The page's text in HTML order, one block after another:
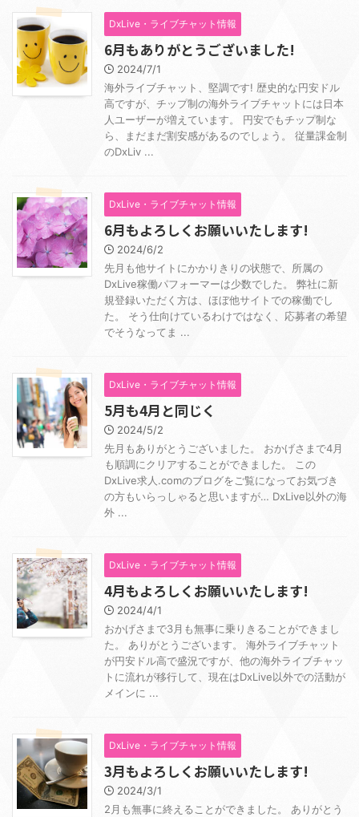
DxLive・ライブチャット情報
6月もありがとうございました!
2024/7/1
海外ライブチャット、堅調です! 歴史的な円安ドル
高ですが、チップ制の海外ライブチャットには日本
人ユーザーが増えています。 円安でもチップ制な
ら、まだまだ割安感があるのでしょう。 従量課金制
のDxLiv ...
DxLive・ライブチャット情報
6月もよろしくお願いいたします!
2024/6/2
先月も他サイトにかかりきりの状態で、所属の
DxLive稼働パフォーマーは少数でした。 弊社に新
規登録いただく方は、ほぼ他サイトでの稼働でし
た。 そう仕向けているわけではなく、応募者の希望
でそうなってま ...
DxLive・ライブチャット情報
5月も4月と同じく
2024/5/2
先月もありがとうございました。 おかげさまで4月
も順調にクリアすることができました。 この
DxLive求人.comのブログをご覧になってお気づき
の方もいらっしゃると思いますが… DxLive以外の海
外 ...
DxLive・ライブチャット情報
4月もよろしくお願いいたします!
2024/4/1
おかげさまで3月も無事に乗りきることができまし
た。 ありがとうございます。 海外ライブチャット
が円安ドル高で盛況ですが、他の海外ライブチャッ
トに流れが移行して、現在はDxLive以外での活動が
メインに ...
DxLive・ライブチャット情報
3月もよろしくお願いいたします!
2024/3/1
2月も無事に終えることができました。 ありがとう